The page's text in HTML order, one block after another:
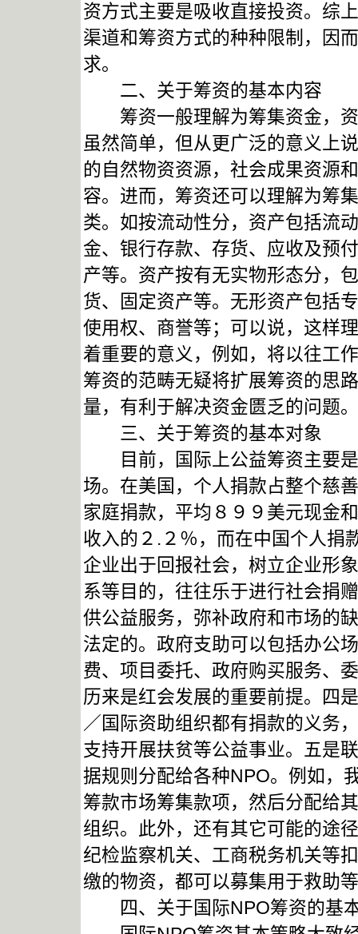
资方式主要是吸收直接投资。综
渠道和筹资方式的种种限制，因
求。
二、关于筹资的基本内容
筹资一般理解为筹集资金，资
虽然简单，但从更广泛的意义上
的自然物资资源，社会成果资源
容。进而，筹资还可以理解为筹
类。如按流动性分，资产包括流
金、银行存款、存货、应收及预
产等。资产按有无实物形态分，
货、固定资产等。无形资产包括
使用权、商誉等；可以说，这样
着重要的意义，例如，将以往工
筹资的范畴无疑将扩展筹资的思
量，有利于解决资金匮乏的问题。
三、关于筹资的基本对象
目前，国际上公益筹资主要是
场。在美国，个人捐款占整个慈
家庭捐款，平均８９９美元现金
收入的２.２％，而在中国个人捐
企业出于回报社会，树立企业形
系等目的，往往乐于进行社会捐
供公益服务，弥补政府和市场的
法定的。政府支助可以包括办公
费、项目委托、政府购买服务、
历来是红会发展的重要前提。四
／国际资助组织都有捐款的义务
支持开展扶贫等公益事业。五是
据规则分配给各种NPO。例如，
筹款市场筹集款项，然后分配给
组织。此外，还有其它可能的途
纪检监察机关、工商税务机关等
缴的物资，都可以募集用于救助
四、关于国际NPO筹资的基